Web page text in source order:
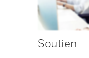
Soutien